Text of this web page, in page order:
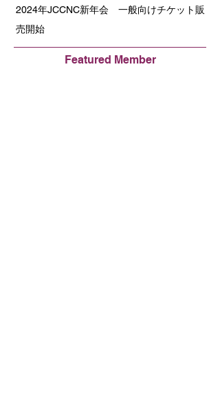
2024年JCCNC新年会 一般向けチケット販
売開始
Featured Member